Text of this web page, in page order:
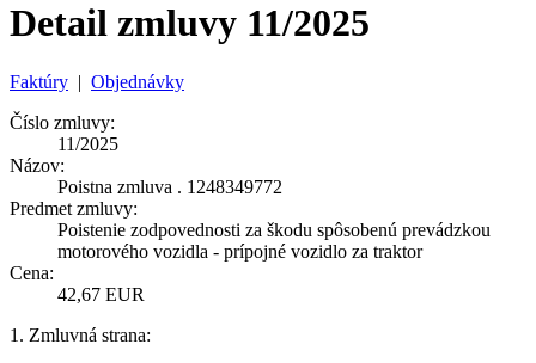
Detail zmluvy 11/2025
Faktúry | Objednávky
Číslo zmluvy:
11/2025
Názov:
Poistna zmluva . 1248349772
Predmet zmluvy:
Poistenie zodpovednosti za škodu spôsobenú prevádzkou
motorového vozidla - prípojné vozidlo za traktor
Cena:
42,67 EUR
1. Zmluvná strana: